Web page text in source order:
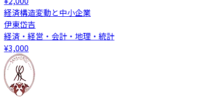
経済構造変動と中小企業
伊東岱吉
経済・経営・会計・地理・統計
¥3,000